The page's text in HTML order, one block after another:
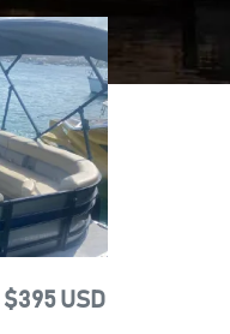
$395 USD